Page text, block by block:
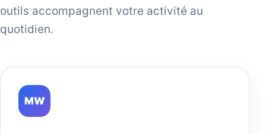
outils accompagnent votre activité au
quotidien.
MW